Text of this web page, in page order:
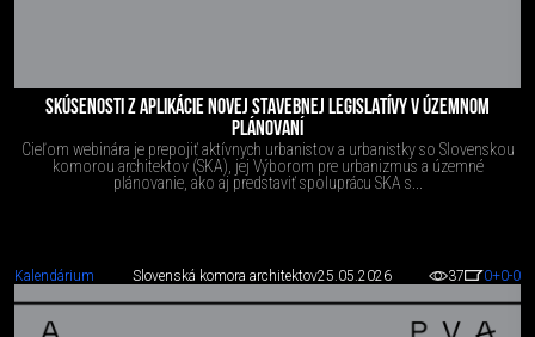
SKÚSENOSTI Z APLIKÁCIE NOVEJ STAVEBNEJ LEGISLATÍVY V ÚZEMNOM
PLÁNOVANÍ
Cieľom webinára je prepojiť aktívnych urbanistov a urbanistky so Slovenskou
komorou architektov (SKA), jej Výborom pre urbanizmus a územné
plánovanie, ako aj predstaviť spoluprácu SKA s...
Kalendárium Slovenská komora architektov25.05.2026 37 0+0-0